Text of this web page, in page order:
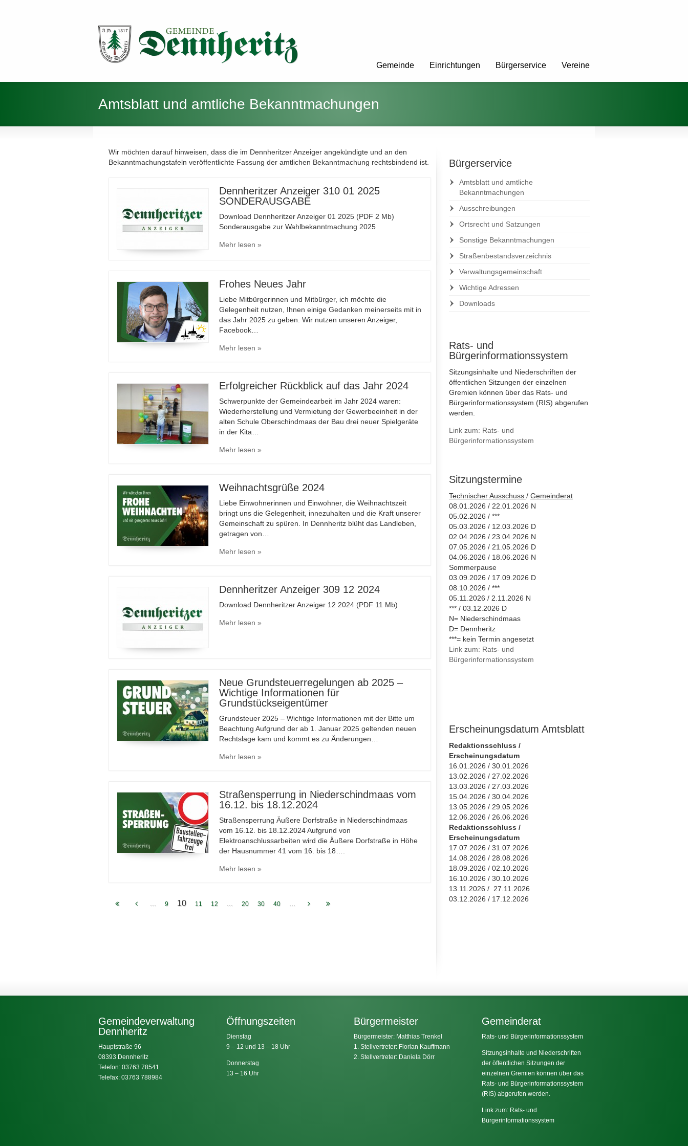
Gemeinde Einrichtungen Bürgerservice Vereine
Amtsblatt und amtliche Bekanntmachungen
Wir möchten darauf hinweisen, dass die im Dennheritzer Anzeiger angekündigte und an den
Bekanntmachungstafeln veröffentlichte Fassung der amtlichen Bekanntmachung rechtsbindend ist.
Dennheritzer Anzeiger 310 01 2025
SONDERAUSGABE
Download Dennheritzer Anzeiger 01 2025 (PDF 2 Mb)
Sonderausgabe zur Wahlbekanntmachung 2025
Mehr lesen »
Frohes Neues Jahr
Liebe Mitbürgerinnen und Mitbürger, ich möchte die
Gelegenheit nutzen, Ihnen einige Gedanken meinerseits mit in
das Jahr 2025 zu geben. Wir nutzen unseren Anzeiger,
Facebook…
Mehr lesen »
Erfolgreicher Rückblick auf das Jahr 2024
Schwerpunkte der Gemeindearbeit im Jahr 2024 waren:
Wiederherstellung und Vermietung der Gewerbeeinheit in der
alten Schule Oberschindmaas der Bau drei neuer Spielgeräte
in der Kita…
Mehr lesen »
Weihnachtsgrüße 2024
Liebe Einwohnerinnen und Einwohner, die Weihnachtszeit
bringt uns die Gelegenheit, innezuhalten und die Kraft unserer
Gemeinschaft zu spüren. In Dennheritz blüht das Landleben,
getragen von…
Mehr lesen »
Dennheritzer Anzeiger 309 12 2024
Download Dennheritzer Anzeiger 12 2024 (PDF 11 Mb)
Mehr lesen »
Neue Grundsteuerregelungen ab 2025 –
Wichtige Informationen für
Grundstückseigentümer
Grundsteuer 2025 – Wichtige Informationen mit der Bitte um
Beachtung Aufgrund der ab 1. Januar 2025 geltenden neuen
Rechtslage kam und kommt es zu Änderungen…
Mehr lesen »
Straßensperrung in Niederschindmaas vom
16.12. bis 18.12.2024
Straßensperrung Äußere Dorfstraße in Niederschindmaas
vom 16.12. bis 18.12.2024 Aufgrund von
Elektroanschlussarbeiten wird die Äußere Dorfstraße in Höhe
der Hausnummer 41 vom 16. bis 18….
Mehr lesen »
9 10 11 12 20 30 40
Bürgerservice
Amtsblatt und amtliche
Bekanntmachungen
Ausschreibungen
Ortsrecht und Satzungen
Sonstige Bekanntmachungen
Straßenbestandsverzeichnis
Verwaltungsgemeinschaft
Wichtige Adressen
Downloads
Rats- und
Bürgerinformationssystem
Sitzungsinhalte und Niederschriften der
öffentlichen Sitzungen der einzelnen
Gremien können über das Rats- und
Bürgerinformationssystem (RIS) abgerufen
werden.
Link zum: Rats- und
Bürgerinformationssystem
Sitzungstermine
Technischer Ausschuss / Gemeinderat
08.01.2026 / 22.01.2026 N
05.02.2026 / ***
05.03.2026 / 12.03.2026 D
02.04.2026 / 23.04.2026 N
07.05.2026 / 21.05.2026 D
04.06.2026 / 18.06.2026 N
Sommerpause
03.09.2026 / 17.09.2026 D
08.10.2026 / ***
05.11.2026 / 2.11.2026 N
*** / 03.12.2026 D
N= Niederschindmaas
D= Dennheritz
***= kein Termin angesetzt
Link zum: Rats- und
Bürgerinformationssystem
Erscheinungsdatum Amtsblatt
Redaktionsschluss /
Erscheinungsdatum
16.01.2026 / 30.01.2026
13.02.2026 / 27.02.2026
13.03.2026 / 27.03.2026
15.04.2026 / 30.04.2026
13.05.2026 / 29.05.2026
12.06.2026 / 26.06.2026
Redaktionsschluss /
Erscheinungsdatum
17.07.2026 / 31.07.2026
14.08.2026 / 28.08.2026
18.09.2026 / 02.10.2026
16.10.2026 / 30.10.2026
13.11.2026 / 27.11.2026
03.12.2026 / 17.12.2026
Gemeindeverwaltung
Dennheritz
Hauptstraße 96
08393 Dennheritz
Telefon: 03763 78541
Telefax: 03763 788984
Öffnungszeiten
Dienstag
9 – 12 und 13 – 18 Uhr
Donnerstag
13 – 16 Uhr
Bürgermeister
Bürgermeister: Matthias Trenkel
1. Stellvertreter: Florian Kauffmann
2. Stellvertreter: Daniela Dörr
Gemeinderat
Rats- und Bürgerinformationssystem
Sitzungsinhalte und Niederschriften
der öffentlichen Sitzungen der
einzelnen Gremien können über das
Rats- und Bürgerinformationssystem
(RIS) abgerufen werden.
Link zum: Rats- und
Bürgerinformationssystem